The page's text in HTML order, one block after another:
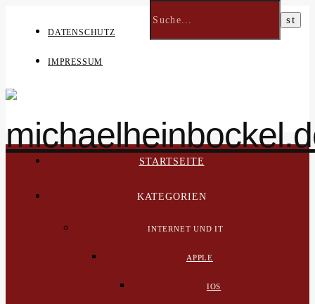
DATENSCHUTZ
IMPRESSUM
STARTSEITE
KATEGORIEN
INTERNET UND IT
APPLE
IOS